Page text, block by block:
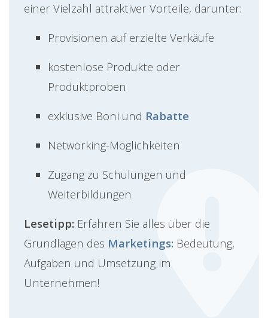
einer Vielzahl attraktiver Vorteile, darunter:
Provisionen auf erzielte Verkäufe
kostenlose Produkte oder
Produktproben
exklusive Boni und Rabatte
Networking-Möglichkeiten
Zugang zu Schulungen und
Weiterbildungen
Lesetipp: Erfahren Sie alles über die
Grundlagen des Marketings: Bedeutung,
Aufgaben und Umsetzung im
Unternehmen!